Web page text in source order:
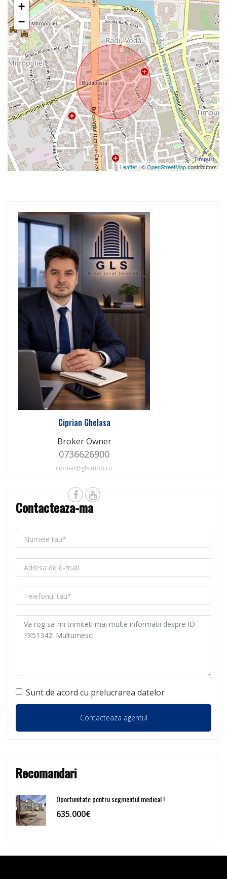
+
−
Leaflet | ©OpenStreetMapcontributors
Ciprian Ghelasa
Broker Owner
0736626900
ciprian@glsimob.ro
Contacteaza-ma
Sunt de acord cu prelucrarea datelor
Recomandari
Oportunitate pentru segmentul medical !
635.000€